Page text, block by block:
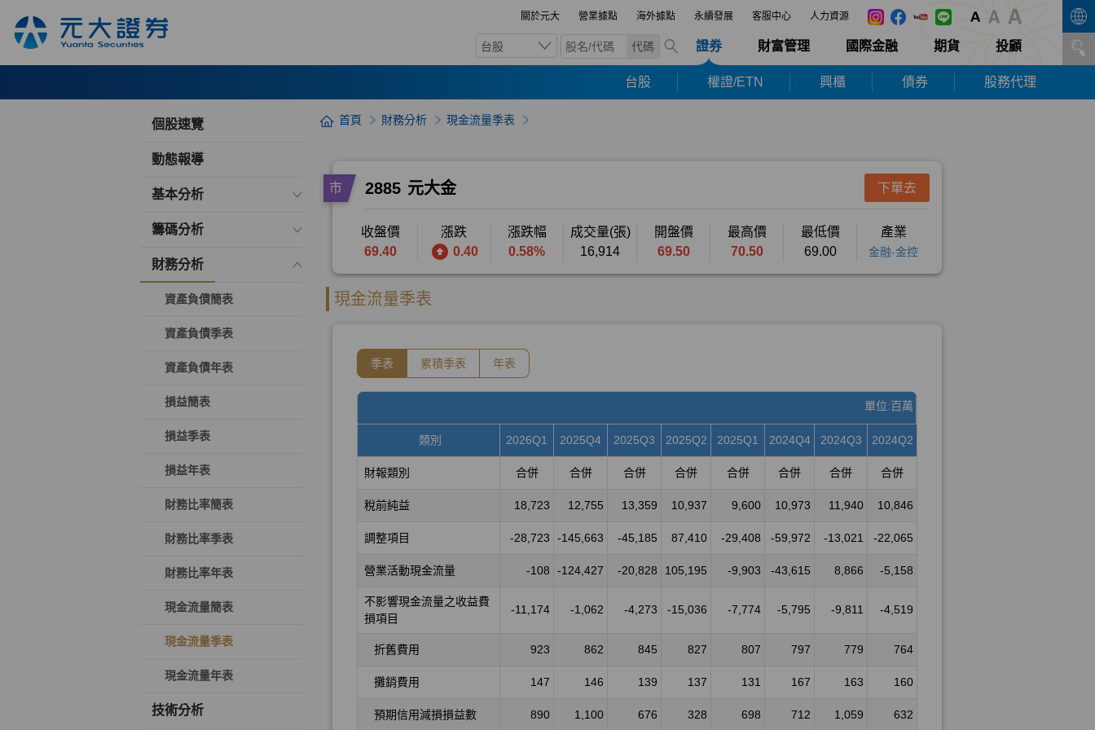
關於元大 營業據點 海外據點 永續發展 客服中心 人力資源
台股 代碼 證券 財富管理 國際金融 期貨 投顧
台股 權證/ETN 興櫃 債券 股務代理
個股速覽
動態報導
基本分析
籌碼分析
財務分析
資產負債簡表
資產負債季表
資產負債年表
損益簡表
損益季表
損益年表
財務比率簡表
財務比率季表
財務比率年表
現金流量簡表
現金流量季表
現金流量年表
技術分析
首頁 財務分析 現金流量季表